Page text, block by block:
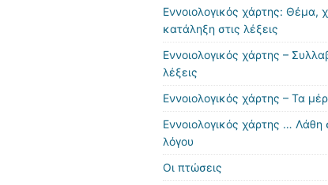
Εννοιολογικός χάρτης: Θέμα,
κατάληξη στις λέξεις
Εννοιολογικός χάρτης –
λέξεις
Εννοιολογικός χάρτης – Τα
Εννοιολογικός χάρτης … Λάθη
λόγου
Οι πτώσεις